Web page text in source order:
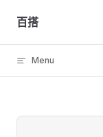
Skip to content
百搭
Menu